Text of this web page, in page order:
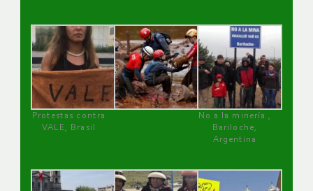
Protestas contra
VALE, Brasil
No a la minería ,
Bariloche,
Argentina